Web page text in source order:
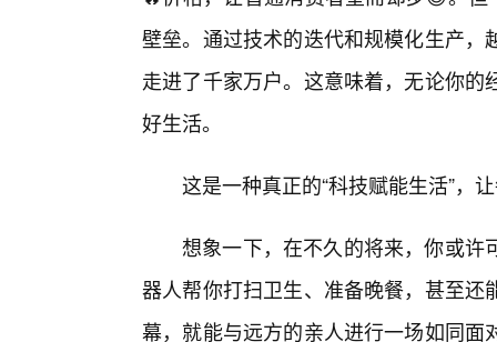
壁垒。通过技术的迭代和规模化生产
走进了千家万户。这意味着，无论你
好生活。
这是一种真正的“科技赋能生活”，
想象一下，在不久的将来，你或许
器人帮你打扫卫生、准备晚餐，甚至
幕，就能与远方的亲人进行一场如同